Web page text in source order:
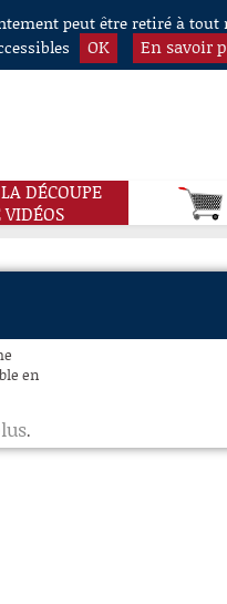
peut être retiré à tout
OK En savoir
DÉCOUPE
VIDÉOS
en
.